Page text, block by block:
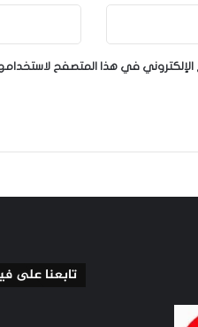
في هذا المتصفح
تابعنا على